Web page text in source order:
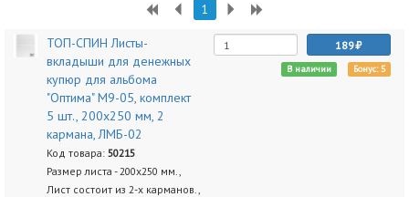
1
ТОП-СПИН Листы-
вкладыши для денежных
купюр для альбома
"Оптима" М9-05, комплект
5 шт., 200х250 мм, 2
кармана, ЛМБ-02
Код товара: 50215
Размер листа - 200х250 мм.,
Лист состоит из 2-х карманов.,
189
В наличии Бонус: 5